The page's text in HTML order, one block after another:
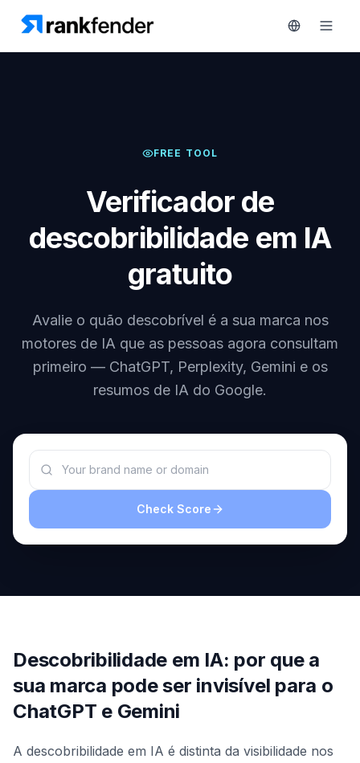
MONITORIZAR
de
Inteligência
Content
Engine
Ferramentas
Agendar
demo
FREE TOOL
Verificador de
descobribilidade em IA
gratuito
Avalie o quão descobrível é a sua marca nos
motores de IA que as pessoas agora consultam
primeiro — ChatGPT, Perplexity, Gemini e os
resumos de IA do Google.
Check Score
Descobribilidade em IA: por que a
sua marca pode ser invisível para o
ChatGPT e Gemini
A descobribilidade em IA é distinta da visibilidade nos